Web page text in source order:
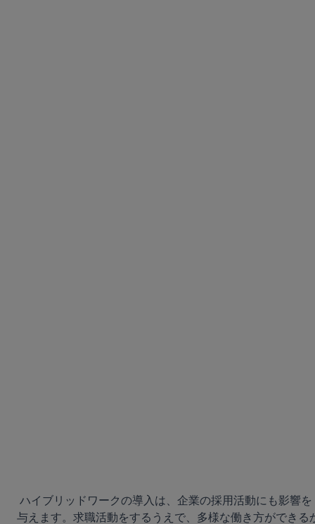
与えます。求職活動をするうえで、多様な働き方ができる